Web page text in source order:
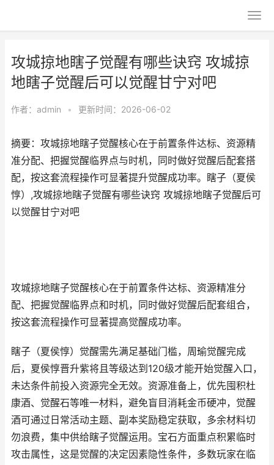
攻城掠地瞎子觉醒有哪些诀窍 攻城掠
地瞎子觉醒后可以觉醒甘宁对吧
作者： admin • 更新时间：2026-06-02
摘要：攻城掠地瞎子觉醒核心在于前置条件达标、资源精
准分配、把握觉醒临界点与时机，同时做好觉醒后配套搭
配，按这套流程操作可显著提升觉醒成功率。瞎子（夏侯
惇）,攻城掠地瞎子觉醒有哪些诀窍 攻城掠地瞎子觉醒后可
以觉醒甘宁对吧
攻城掠地瞎子觉醒核心在于前置条件达标、资源精准分
配、把握觉醒临界点和时机，同时做好觉醒后配套组合，
按这套流程操作可显著提高觉醒成功率。
瞎子（夏侯惇）觉醒需先满足基础门槛，周瑜觉醒完成
后，夏侯惇晋升紫将且等级达到120级才能开始觉醒入口，
未达条件前投入资源完全无效。资源准备上，优先囤积杜
康酒、觉醒石等唯一材料，避免盲目消耗金币硬冲，觉醒
酒可通过日常活动主题、副本奖励稳定获取，多余材料切
勿浪费，集中供给瞎子觉醒运用。宝石方面重点积累临时
攻击属性，这是觉醒的决定因素隐性条件，多数玩家在临